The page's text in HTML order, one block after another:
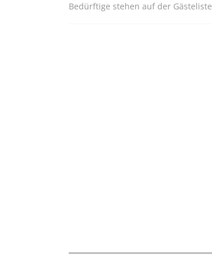
Bedürftige stehen auf der Gästeliste